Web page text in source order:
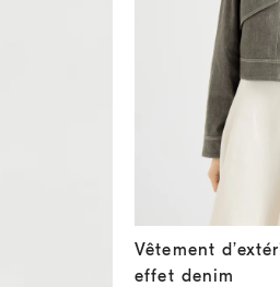
Vêtement
Vêtement
effet denim